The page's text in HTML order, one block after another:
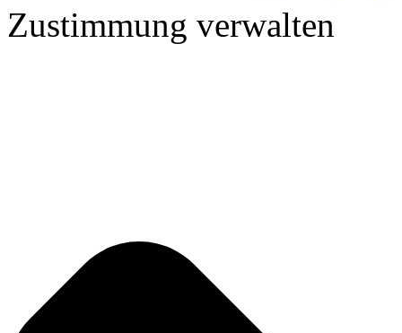
Zustimmung verwalten